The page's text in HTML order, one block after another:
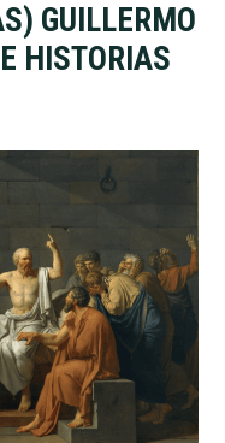
GUILLERMO
HISTORIAS